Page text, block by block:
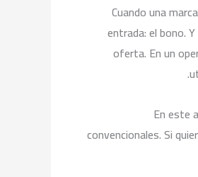
Cuando una
entrada: el bono.
oferta. En un
En este
convencionales. Si